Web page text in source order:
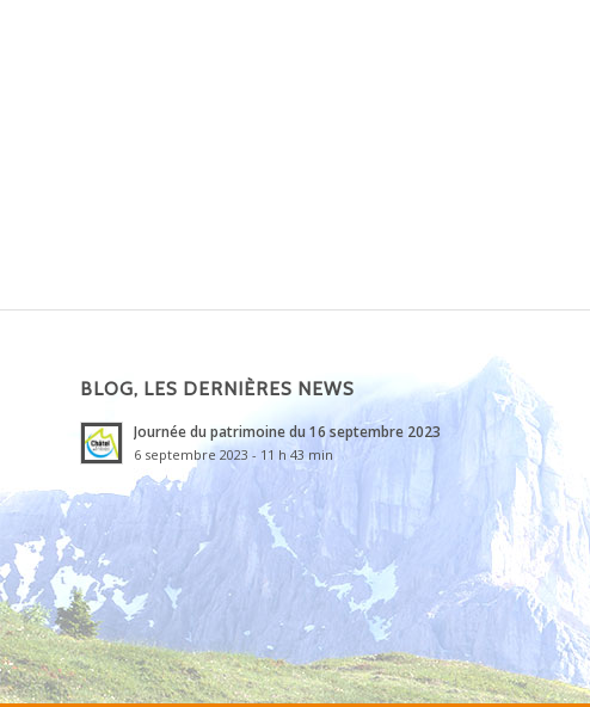
BLOG, LES DERNIÈRES NEWS
Journée du patrimoine du 16 septembre 2023
6 septembre 2023 - 11 h 43 min